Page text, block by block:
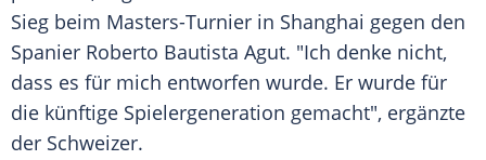
Sieg beim Masters-Turnier in Shanghai gegen den
Spanier Roberto Bautista Agut. "Ich denke nicht,
dass es für mich entworfen wurde. Er wurde für
die künftige Spielergeneration gemacht", ergänzte
der Schweizer.